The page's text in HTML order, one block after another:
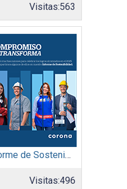
Visitas:563
Informe de Sostenibilidad 2025: Organización Corona
Visitas:496